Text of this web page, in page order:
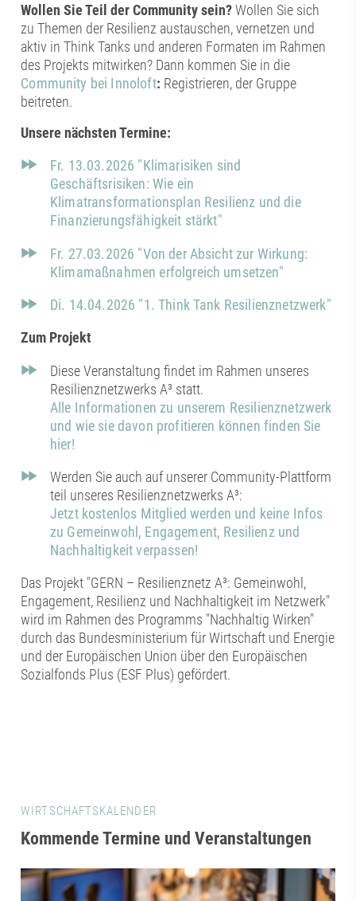
Wollen Sie Teil der Community sein?Wollen Sie sich
zu Themen der Resilienz austauschen, vernetzen und
aktiv in Think Tanks und anderen Formaten im Rahmen
des Projekts mitwirken? Dann kommen Sie in die
Community bei Innoloft: Registrieren, der Gruppe
beitreten.
Unsere nächsten Termine:
Fr. 13.03.2026 "Klimarisiken sind
Geschäftsrisiken: Wie ein
Klimatransformationsplan Resilienz und die
Finanzierungsfähigkeit stärkt"
Fr. 27.03.2026 "Von der Absicht zur Wirkung:
Klimamaßnahmen erfolgreich umsetzen"
Di. 14.04.2026 "1. Think Tank Resilienznetzwerk"
Zum Projekt
Diese Veranstaltung findet im Rahmen unseres
Resilienznetzwerks A³ statt.
Alle Informationen zu unserem Resilienznetzwerk
und wie sie davon profitieren können finden Sie
hier!
Werden Sie auch auf unserer Community-Plattform
teil unseres Resilienznetzwerks A³:
Jetzt kostenlos Mitglied werden und keine Infos
zu Gemeinwohl, Engagement, Resilienz und
Nachhaltigkeit verpassen!
Das Projekt "GERN – Resilienznetz A³: Gemeinwohl,
Engagement, Resilienz und Nachhaltigkeit im Netzwerk"
wird im Rahmen des Programms "Nachhaltig Wirken"
durch das Bundesministerium für Wirtschaft und Energie
und der Europäischen Union über den Europäischen
Sozialfonds Plus (ESF Plus) gefördert.
WIRTSCHAFTSKALENDER
Kommende Termine und Veranstaltungen